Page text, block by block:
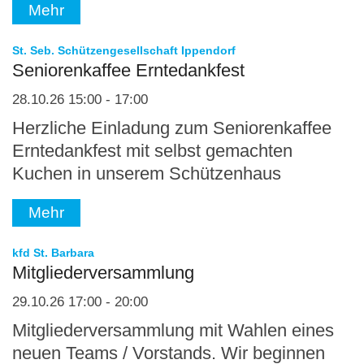
Mehr
St. Seb. Schützengesellschaft Ippendorf:
Seniorenkaffee Erntedankfest
28.10.26 15:00 - 17:00
Herzliche Einladung zum Seniorenkaffee
Erntedankfest mit selbst gemachten
Kuchen in unserem Schützenhaus
Mehr
kfd St. Barbara
Mitgliederversammlung
29.10.26 17:00 - 20:00
Mitgliederversammlung mit Wahlen eines
neuen Teams / Vorstands. Wir beginnen